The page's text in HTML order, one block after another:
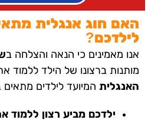
האם חוג אנגלית
לילדכם?
אנו מאמינים כי הנאה והצלחה ב
מותנות ברצונו של הילד ללמוד
האנגלית המיועד לילדים
ילדכם מביע רצון ללמוד